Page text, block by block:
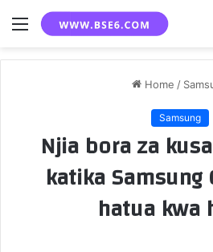
Menu
Home /
Samsung
Njia bora za
katika Samsung
hatua kwa